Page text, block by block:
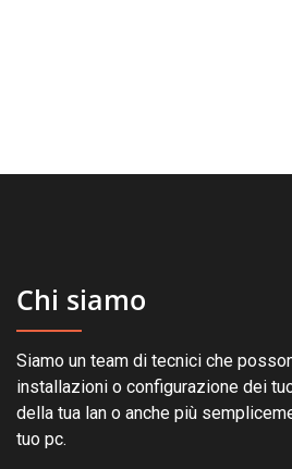
Chi siamo
Siamo un team di tecnici che
installazioni o configurazione dei
della tua lan o anche più
tuo pc.